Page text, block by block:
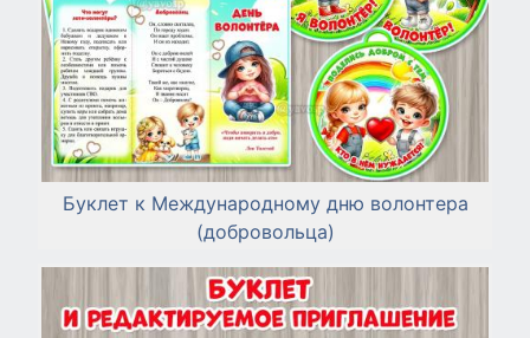
Буклет к Международному дню волонтера
(добровольца)